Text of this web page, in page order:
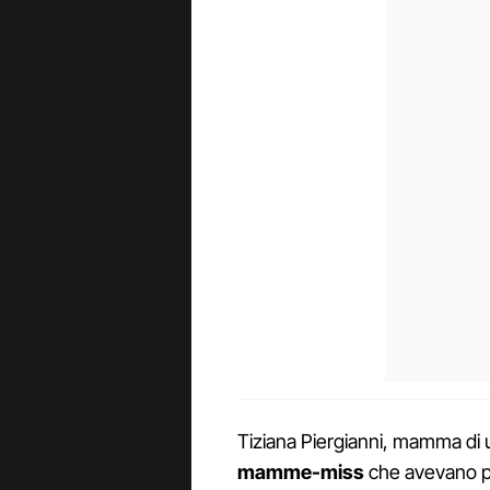
Tiziana Piergianni, mamma di
mamme-missche avevano